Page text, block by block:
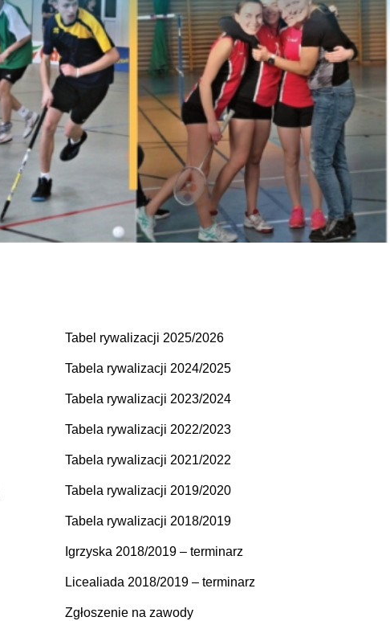
Tabel rywalizacji 2025/2026
Tabela rywalizacji 2024/2025
Tabela rywalizacji 2023/2024
Tabela rywalizacji 2022/2023
Tabela rywalizacji 2021/2022
Tabela rywalizacji 2019/2020
Tabela rywalizacji 2018/2019
Igrzyska 2018/2019 – terminarz
Licealiada 2018/2019 – terminarz
Zgłoszenie na zawody